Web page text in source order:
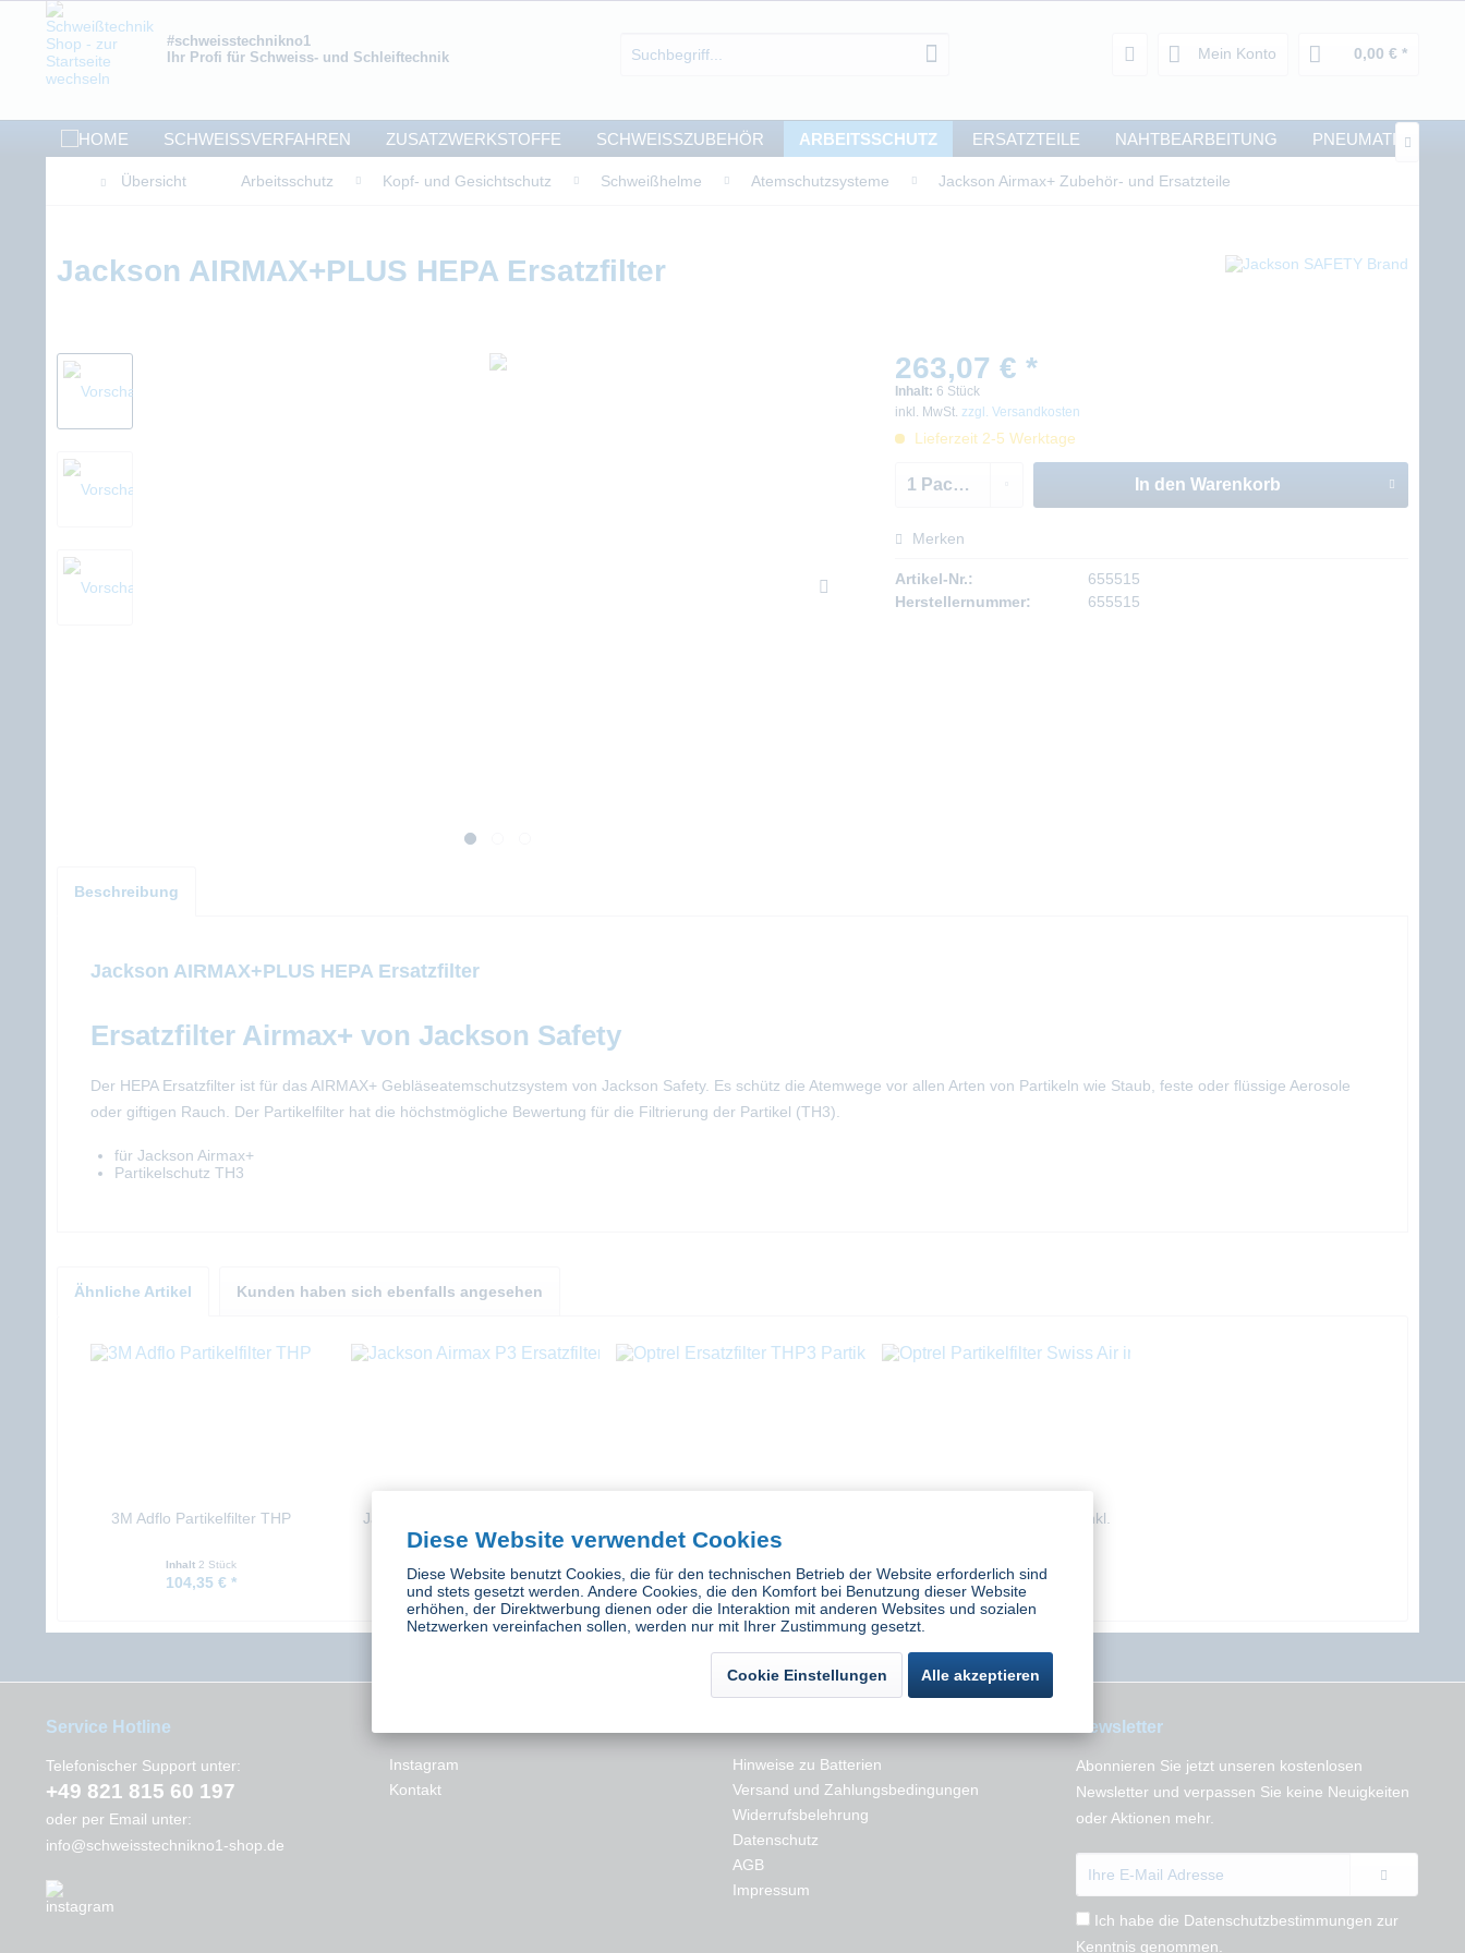
#schweisstechnikno1
Ihr Profi für Schweiss- und Schleiftechnik
Mein Konto 0,00 € *
SCHWEISSVERFAHREN ZUSATZWERKSTOFFE SCHWEISSZUBEHÖR ARBEITSSCHUTZ ERSATZTEILE NAHTBEARBEITUNG PNEUMATIK
Übersicht Arbeitsschutz Kopf- und Gesichtschutz Schweißhelme Atemschutzsysteme Jackson Airmax+ Zubehör- und Ersatzteile
Jackson AIRMAX+PLUS HEPA Ersatzfilter
263,07 € *
Inhalt: 6 Stück
inkl. MwSt. zzgl. Versandkosten
Lieferzeit 2-5 Werktage
In den Warenkorb
Merken
Artikel-Nr.:
655515
Herstellernummer:
655515
Beschreibung
Jackson AIRMAX+PLUS HEPA Ersatzfilter
Ersatzfilter Airmax+ von Jackson Safety
Der HEPA Ersatzfilter ist für das AIRMAX+ Gebläseatemschutzsystem von Jackson Safety. Es schütz die Atemwege vor allen Arten von Partikeln wie Staub, feste oder flüssige Aerosole
oder giftigen Rauch. Der Partikelfilter hat die höchstmögliche Bewertung für die Filtrierung der Partikel (TH3).
für Jackson Airmax+
Partikelschutz TH3
Ähnliche Artikel Kunden haben sich ebenfalls angesehen
3M Adflo Partikelfilter THP
Inhalt 2 Stück
104,35 € *
Jackson Airmax P3 Ersatzfilter
192,26 € *
Partikelfilter
44,92 € *
Optrel Partikelfilter Swiss Air inkl.
49,97 € *
Service Hotline
Telefonischer Support unter:
+49 821 815 60 197
oder per Email unter:
info@schweisstechnikno1-shop.de
Instagram
Kontakt
Hinweise zu Batterien
Versand und Zahlungsbedingungen
Widerrufsbelehrung
Datenschutz
AGB
Impressum
Newsletter
Abonnieren Sie jetzt unseren kostenlosen
Newsletter und verpassen Sie keine Neuigkeiten
oder Aktionen mehr.
Ich habe die Datenschutzbestimmungen zur
Kenntnis genommen.
Diese Website verwendet Cookies
Diese Website benutzt Cookies, die für den technischen Betrieb der Website erforderlich sind
und stets gesetzt werden. Andere Cookies, die den Komfort bei Benutzung dieser Website
erhöhen, der Direktwerbung dienen oder die Interaktion mit anderen Websites und sozialen
Netzwerken vereinfachen sollen, werden nur mit Ihrer Zustimmung gesetzt.
Cookie Einstellungen Alle akzeptieren